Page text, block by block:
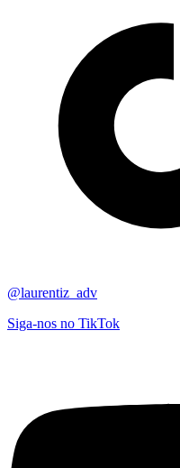
@laurentiz_adv
Siga-nos no TikTok